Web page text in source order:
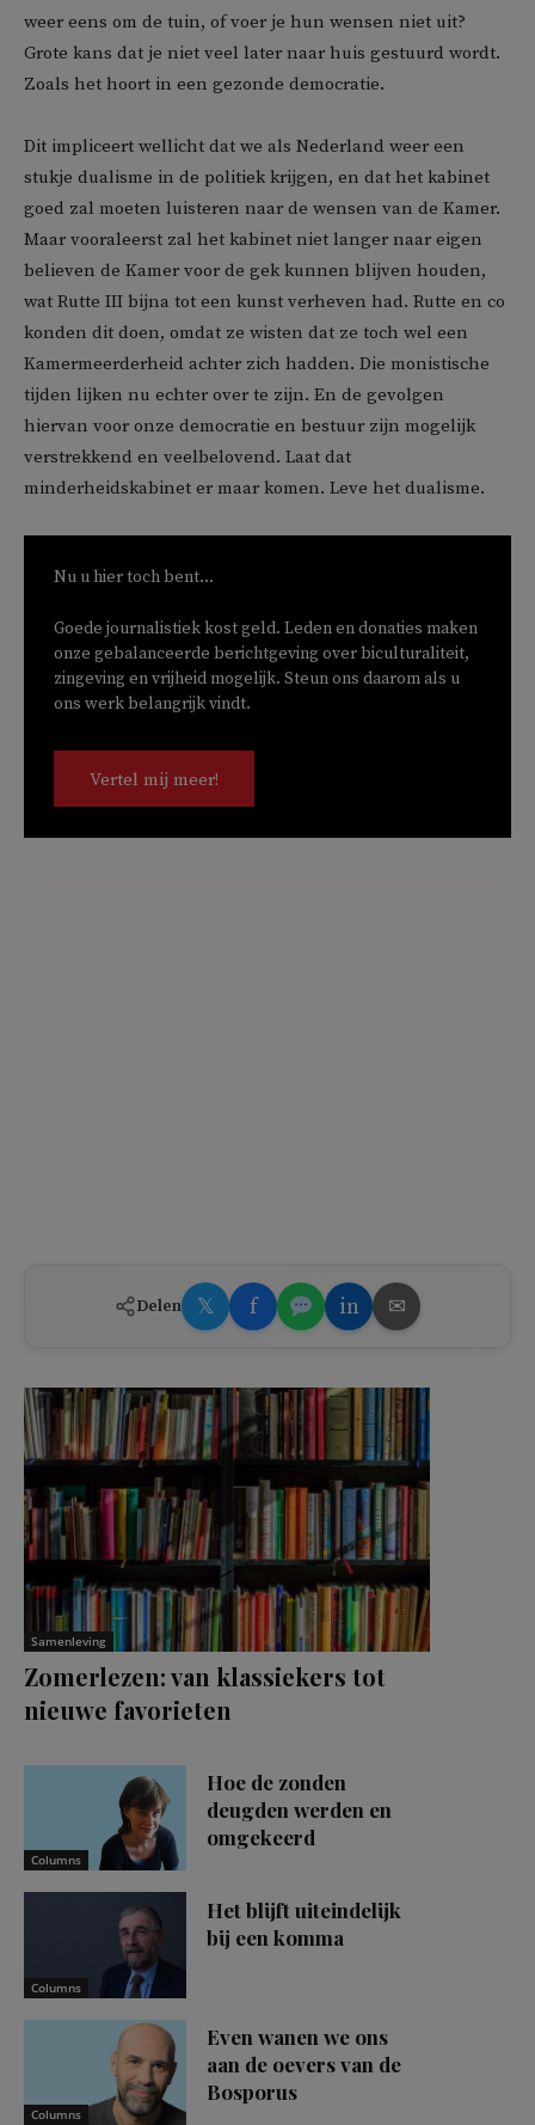
weer eens om de tuin, of voer je hun wensen niet uit?
Grote kans dat je niet veel later naar huis gestuurd wordt.
Zoals het hoort in een gezonde democratie.
Dit impliceert wellicht dat we als Nederland weer een
stukje dualisme in de politiek krijgen, en dat het kabinet
goed zal moeten luisteren naar de wensen van de Kamer.
Maar vooraleerst zal het kabinet niet langer naar eigen
believen de Kamer voor de gek kunnen blijven houden,
wat Rutte III bijna tot een kunst verheven had. Rutte en co
konden dit doen, omdat ze wisten dat ze toch wel een
Kamermeerderheid achter zich hadden. Die monistische
tijden lijken nu echter over te zijn. En de gevolgen
hiervan voor onze democratie en bestuur zijn mogelijk
verstrekkend en veelbelovend. Laat dat
minderheidskabinet er maar komen. Leve het dualisme.
Nu u hier toch bent...
Goede journalistiek kost geld. Leden en donaties maken
onze gebalanceerde berichtgeving over biculturaliteit,
zingeving en vrijheid mogelijk. Steun ons daarom als u
ons werk belangrijk vindt.
Vertel mij meer!
Delen 𝕏 f in ✉
Samenleving
Zomerlezen: van klassiekers tot
nieuwe favorieten
Columns
Hoe de zonden
deugden werden en
omgekeerd
Columns
Het blijft uiteindelijk
bij een komma
Columns
Even wanen we ons
aan de oevers van de
Bosporus